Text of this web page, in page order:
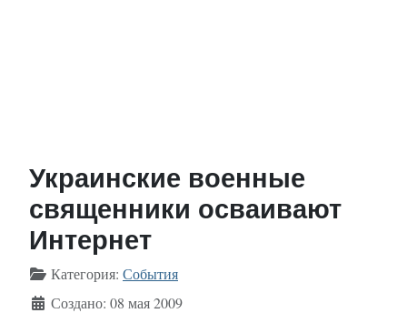
Украинские военные
священники осваивают
Интернет
Информация о материале
Категория: События
Создано: 08 мая 2009